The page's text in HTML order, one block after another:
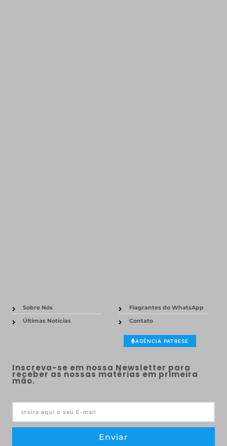
Sobre Nós
Últimas Notícias
Flagrantes do WhatsApp
Contato
AGÊNCIA PATRESE
Inscreva-se em nossa Newsletter para
receber as nossas matérias em primeira
mão.
Enviar